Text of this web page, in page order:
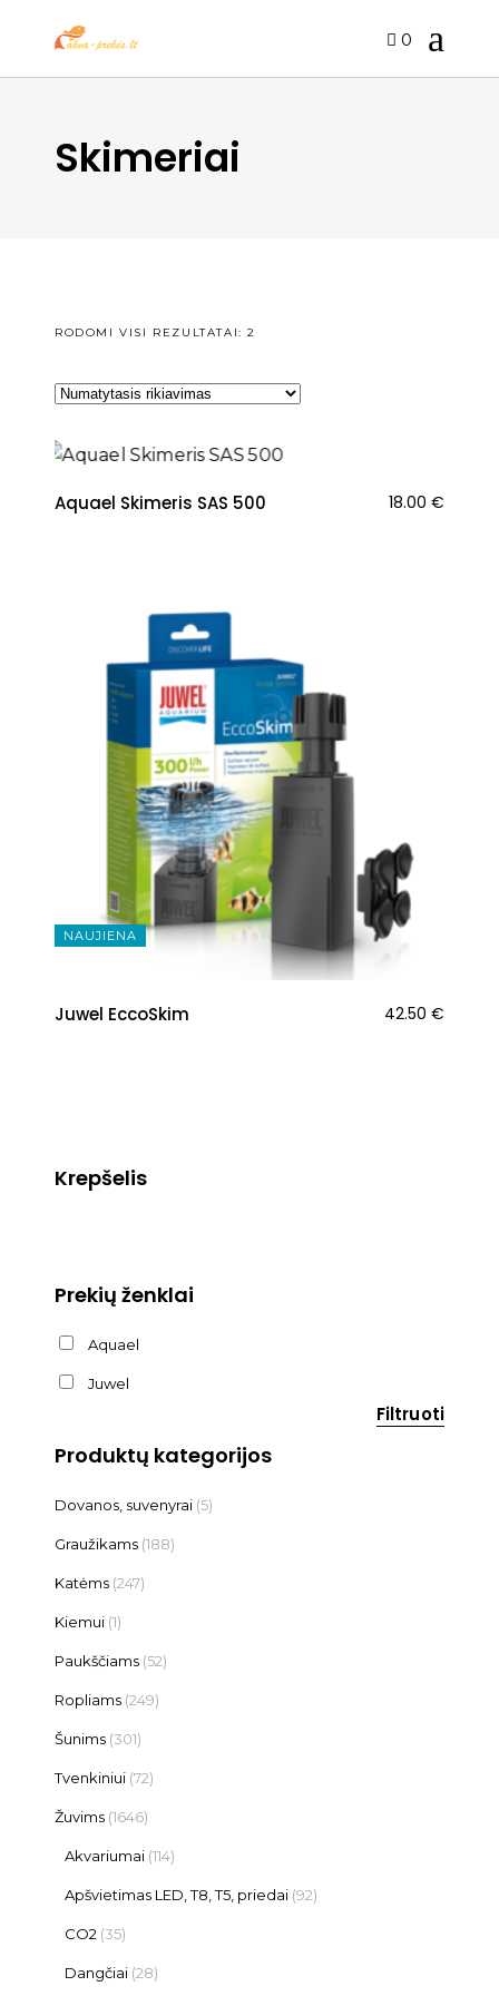
0
Skimeriai
RODOMI VISI REZULTATAI: 2
Aquael Skimeris SAS 500 18.00 €
NAUJIENA
Juwel EccoSkim 42.50 €
Krepšelis
Prekių ženklai
Aquael
Juwel
Filtruoti
Produktų kategorijos
Dovanos, suvenyrai (5)
Graužikams (188)
Katėms (247)
Kiemui (1)
Paukščiams (52)
Ropliams (249)
Šunims (301)
Tvenkiniui (72)
Žuvims (1646)
Akvariumai (114)
Apšvietimas LED, T8, T5, priedai (92)
CO2 (35)
Dangčiai (28)